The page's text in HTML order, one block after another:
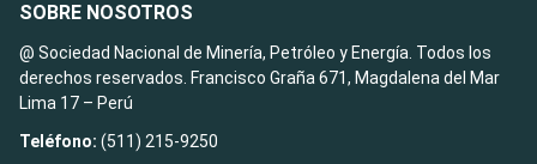
SOBRE NOSOTROS
@ Sociedad Nacional de Minería, Petróleo y Energía. Todos los
derechos reservados. Francisco Graña 671, Magdalena del Mar
Lima 17 – Perú
Teléfono: (511) 215-9250